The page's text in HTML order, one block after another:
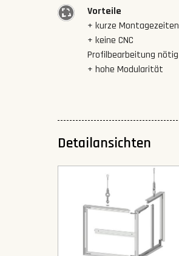
Vorteile
+ kurze Montagezeiten
+ keine CNC
Profilbearbeitung nötig
+ hohe Modularität
Detailansichten